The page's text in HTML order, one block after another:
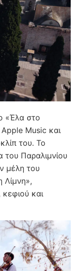
«Έλα στο
Music και
του. Το
του Παραλιμνίου
μέλη του
Λίμνη»,
και